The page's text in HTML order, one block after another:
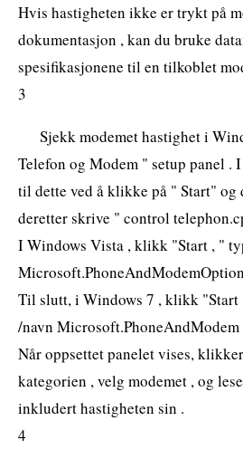
Hvis hastigheten ikke er trykt på
dokumentasjon , kan du bruke
spesifikasjonene til en tilkoblet
3
Sjekk modemet hastighet i
Telefon og Modem " setup panel .
til dette ved å klikke på " Start"
deretter skrive " control
I Windows Vista , klikk "Start , "
Til slutt, i Windows 7 , klikk
/navn
Når oppsettet panelet vises,
kategorien , velg modemet , og
inkludert hastigheten sin .
4